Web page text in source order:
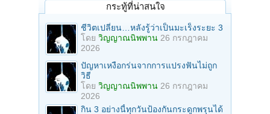
กระทู้ที่น่าสนใจ
ชีวิตเปลี่ยน…หลังรู้ว่าเป็นมะเร็งระยะ 3
โดย วิญญาณนิพพาน 26 กรกฎาคม
2026
ปัญหาเหงือกร่นจากการแปรงฟันไม่ถูก
วิธี
โดย วิญญาณนิพพาน 26 กรกฎาคม
2026
กิน 3 อย่างนี้ทุกวันป้องกันกระดูกพรุนได้